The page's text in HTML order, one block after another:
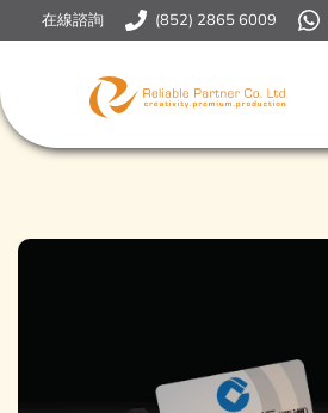
在線諮詢 (852) 2865 6009